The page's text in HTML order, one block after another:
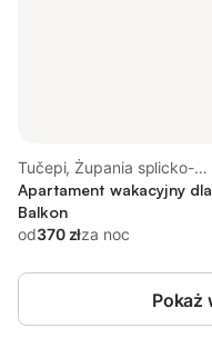
Tučepi, Żupania splicko-
dalmatyńska
Apartament wakacyjny
Balkon
od370 złza noc
Pokaż